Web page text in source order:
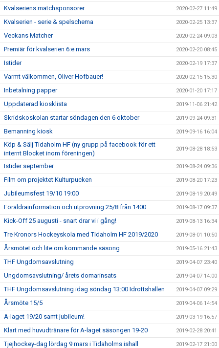
Kvalseriens matchsponsorer 2020-02-27 11:49
Kvalserien - serie & spelschema 2020-02-25 13:37
Veckans Matcher 2020-02-24 09:03
Premiär för kvalserien 6:e mars 2020-02-20 08:45
Istider 2020-02-19 17:37
Varmt välkommen, Oliver Hofbauer! 2020-02-15 15:30
Inbetalning papper 2020-01-20 17:17
Uppdaterad kiosklista 2019-11-06 21:42
Skridskoskolan startar söndagen den 6 oktober 2019-09-24 09:31
Bemanning kiosk 2019-09-16 16:04
Köp & Sälj Tidaholm HF (ny grupp på facebook för ett
internt Blocket inom föreningen)
2019-08-28 18:53
Istider september 2019-08-24 09:36
Film om projektet Kulturpucken 2019-08-20 17:23
Jubileumsfest 19/10 19:00 2019-08-19 20:49
Föräldrainformation och utprovning 25/8 från 1400 2019-08-17 09:37
Kick-Off 25 augusti - snart drar vi i gång! 2019-08-13 16:34
Tre Kronors Hockeyskola med Tidaholm HF 2019/2020 2019-08-01 10:50
Årsmötet och lite om kommande säsong 2019-05-16 21:43
THF Ungdomsavslutning 2019-04-07 23:40
Ungdomsavslutning/ årets domarinsats 2019-04-07 14:00
THF Ungdomsavslutning idag söndag 13:00 Idrottshallen 2019-04-07 09:29
Årsmöte 15/5 2019-04-06 14:54
A-laget 19/20 samt jubileum! 2019-03-19 16:57
Klart med huvudtränare för A-laget säsongen 19-20 2019-02-28 20:41
Tjejhockey-dag lördag 9 mars i Tidaholms ishall 2019-02-17 21:00